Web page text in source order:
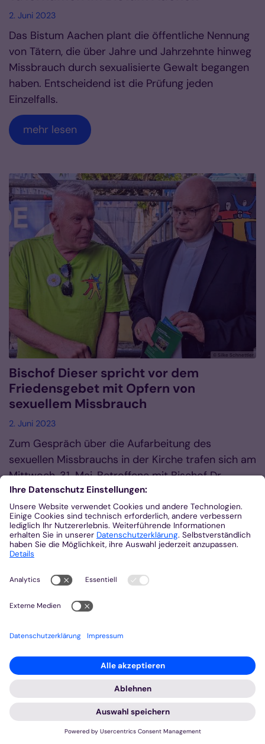
2. Juni 2023
Das Bistum Aachen plant die öffentliche Nennung
von Tätern, die über Jahre und Jahrzehnte hinweg
Missbrauch durch sexualisierte Gewalt begangen
haben. Entscheidend ist die Prüfung jeden
Einzelfalls.
mehr lesen
© Silke Schnettler
Bischof Dieser spricht vor dem
Friedensgebet mit Opfern von
sexuellem Missbrauch
2. Juni 2023
Zum Gespräch über die Aufarbeitung des
sexuellen Missbrauchs in der Kirche trafen sich am
Mittwoch, 31. Mai, Betroffene mit Bischof Dr.
Helmut Dieser und Superintendent Dietrich Denker
vor der Evangelischen Hauptkirche Rheydt. ...
mehr lesen
Suche in Liste
Archiv